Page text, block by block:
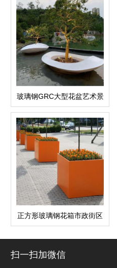
玻璃钢GRC大型花盆艺术景
观异形树池花坛
正方形玻璃钢花箱市政街区
绿植种植箱
扫一扫加微信